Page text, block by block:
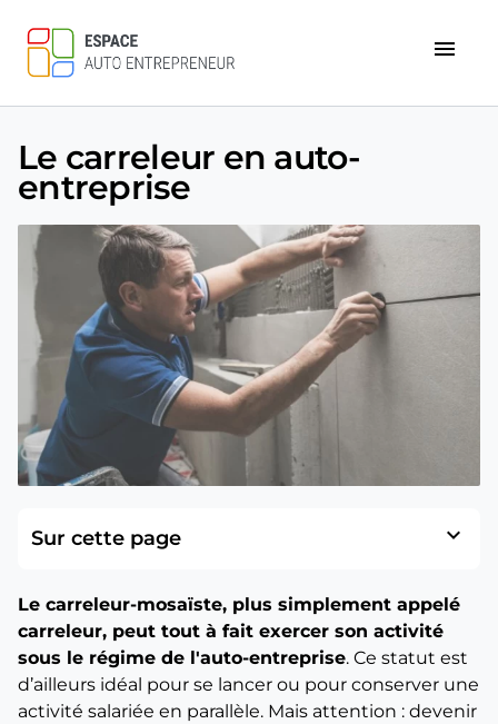
menu
Le carreleur en auto-
entreprise
Sur cette page expand_more
Le carreleur-mosaïste, plus simplement appelé
carreleur, peut tout à fait exercer son activité
sous le régime de l'auto-entreprise. Ce statut est
d’ailleurs idéal pour se lancer ou pour conserver une
activité salariée en parallèle. Mais attention : devenir